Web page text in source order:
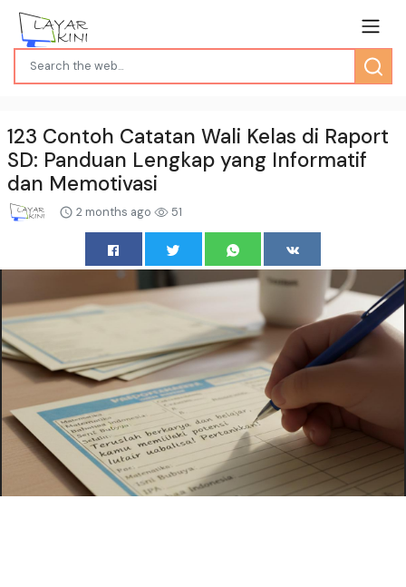
123 Contoh Catatan Wali Kelas di Raport
SD: Panduan Lengkap yang Informatif
dan Memotivasi
2 months ago 51